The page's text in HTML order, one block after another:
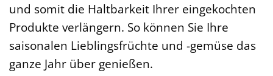
und somit die Haltbarkeit Ihrer eingekochten
Produkte verlängern. So können Sie Ihre
saisonalen Lieblingsfrüchte und -gemüse das
ganze Jahr über genießen.